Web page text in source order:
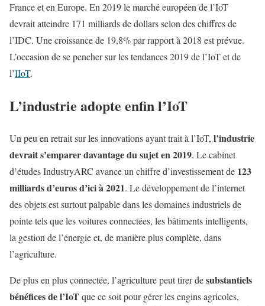
France et en Europe. En 2019 le marché européen de l’IoT
devrait atteindre 171 milliards de dollars selon des chiffres de
l’IDC. Une croissance de 19,8% par rapport à 2018 est prévue.
L’occasion de se pencher sur les tendances 2019 de l’IoT et de
l’IIoT.
L’industrie adopte enfin l’IoT
Un peu en retrait sur les innovations ayant trait à l’IoT, l’industrie
devrait s’emparer davantage du sujet en 2019. Le cabinet
d’études IndustryARC avance un chiffre d’investissement de 123
milliards d’euros d’ici à 2021. Le développement de l’internet
des objets est surtout palpable dans les domaines industriels de
pointe tels que les voitures connectées, les bâtiments intelligents,
la gestion de l’énergie et, de manière plus complète, dans
l’agriculture.
De plus en plus connectée, l’agriculture peut tirer desubstantiels
bénéfices de l’IoTque ce soit pour gérer les engins agricoles,